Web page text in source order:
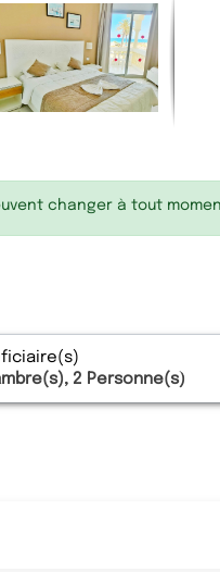
changer à tout
2 Personne(s)